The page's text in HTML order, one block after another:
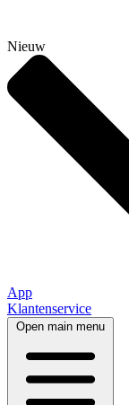
Nieuw
App
Klantenservice
Open main menu